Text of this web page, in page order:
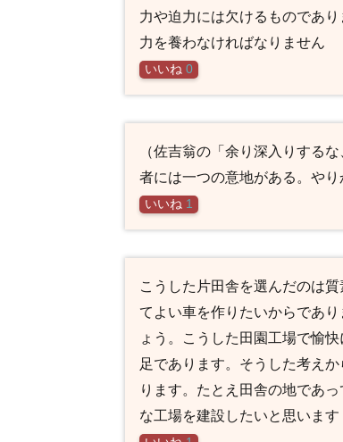
力や迫力には欠けるものであ
力を養わなければなりません
いいね 0
（佐吉翁の「余り深入りする
者には一つの意地がある。や
いいね 1
こうした片田舎を選んだのは
てよい車を作りたいからであ
ょう。こうした田園工場で愉
足であります。そうした考え
ります。たとえ田舎の地であ
な工場を建設したいと思います